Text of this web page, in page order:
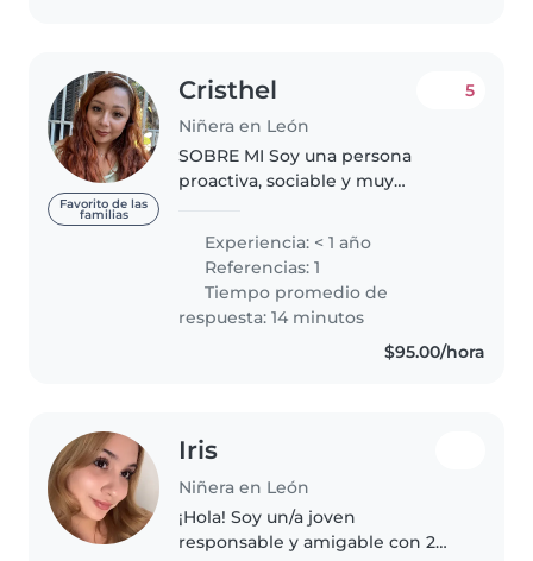
Favorito de las
familias
Cristhel
Niñera en León
5
SOBRE MI Soy una persona
proactiva, sociable y muy
enseñarles, jugar con ellos y
guiarlos en actividades
recreativas y educativas. Tengo
mucha paciencia, empatía..
Experiencia: < 1 año
Referencias: 1
Tiempo promedio de
respuesta: 14 minutos
$95.00/hora
Iris
Niñera en León
¡Hola! Soy un/a joven
responsable y amigable con 2